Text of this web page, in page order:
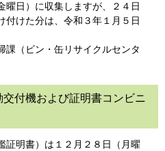
曜日）に収集しますが、２４日
付けた分は、令和３年１月５日
課（ビン・缶リサイクルセンタ
付機および証明書コンビニ
明書）は１２月２８日（月曜